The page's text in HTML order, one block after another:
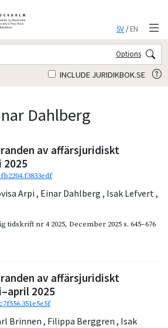
SV/EN
Options
INCLUDE JURIDIKBOK.SE
Dahlberg
av affärsjuridiskt
2025
Arpi, Einar Dahlberg , Isak Lefvert,
tidskrift nr 4 2025, December 2025s. 645–676
av affärsjuridiskt
2025
Brinnen , Filippa Berggren , Isak